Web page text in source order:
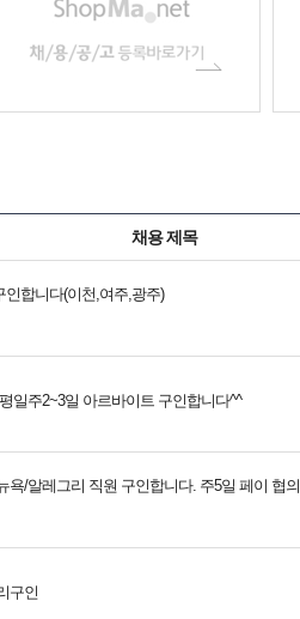
채용 제목
합니다(이천,여주,광주)
일주2~3일 아르바이트 구인합니다^^
욕/알레그리 직원 구인합니다. 주5일 페이 협의
구인